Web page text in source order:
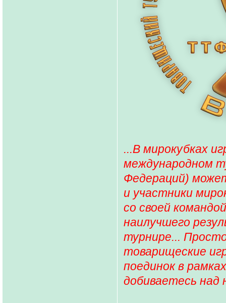
...В мирокубках
международном
Федераций)
и участники
со своей
наилучшего
турнире...
товарищеские
поединок в
добиваетесь